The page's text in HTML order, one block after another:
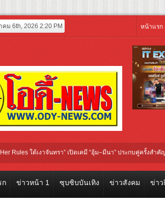
คม 6th, 2026 2:20 PM หน้าแรก
ใต้เงาจันทรา” เปิดเคมี “อุ้ม–มีนา” ประกบคู่ครั้งสำคัญ ชวน
ฏ’ (INHERIT) เตรียมคายตะขาบหนังไทยในรอบปฐมทัศ
ก ข่าวหน้า 1 ซุบซิบบันเทิง ข่าวสังคม ข่าว